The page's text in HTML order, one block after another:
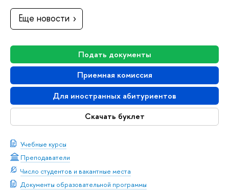
Подать документы
Приемная комиссия
Для иностранных абитуриентов
Скачать буклет
Учебные курсы
Преподаватели
Число студентов и вакантные места
Документы образовательной программы
Еще новости